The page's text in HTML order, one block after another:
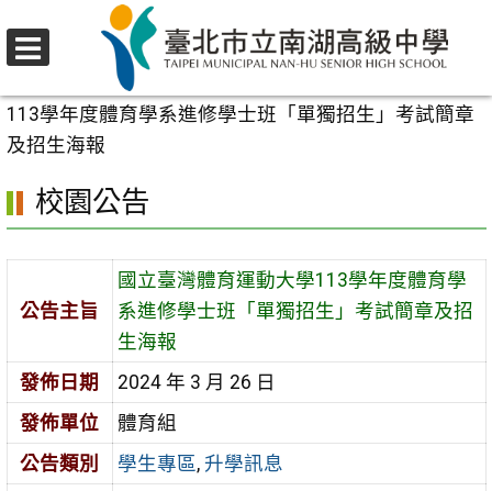
至
要
內
校園公告
113學年度體育學系進修學士班「單獨招生」考試簡章
及招生海報
校園公告
公告主旨
國立臺灣體育運動大學113學年度體育學
系進修學士班「單獨招生」考試簡章及招
生海報
發佈日期
2024 年 3 月 26 日
發佈單位
體育組
公告類別
學生專區, 升學訊息
選
單